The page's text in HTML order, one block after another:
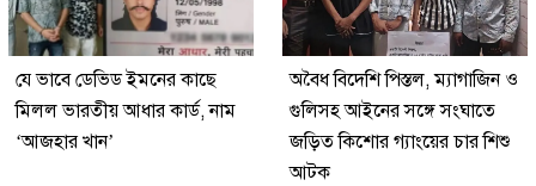
যে ভাবে ডেভিড ইমনের কাছে
মিলল ভারতীয় আধার কার্ড, নাম
‘আজহার খান’
অবৈধ বিদেশি পিস্তল, ম্যাগাজিন ও
গুলিসহ আইনের সঙ্গে সংঘাতে
জড়িত কিশোর গ্যাংয়ের চার শিশু
আটক